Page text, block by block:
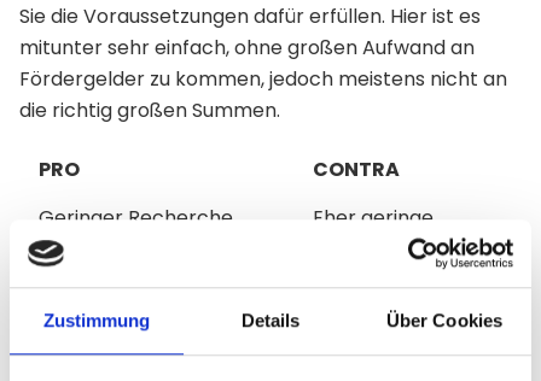
Zustimmung Details Über Cookies
Sie die Voraussetzungen dafür erfüllen. Hier ist es
mitunter sehr einfach, ohne großen Aufwand an
Fördergelder zu kommen, jedoch meistens nicht an
die richtig großen Summen.
PRO
CONTRA
Geringer Recherche
Aufwand
Eher geringe
5. Landeslotterien und Medienfonds